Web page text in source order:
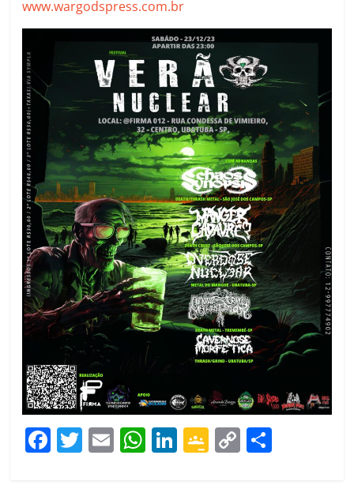
www.wargodspress.com.br
F T E W Li G C